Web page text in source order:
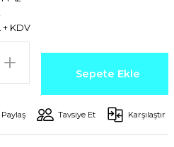
+ KDV
Sepete Ekle
Tavsiye Et Karşılaştır